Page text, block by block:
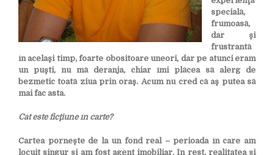
specială,
frumoasă,
dar şi
frustrantă
în acelaşi timp, foarte obositoare uneori, dar pe atunci eram
un puşti, nu mă deranja, chiar îmi plăcea să alerg de
bezmetic toată ziua prin oraş. Acum nu cred că aş putea să
mai fac asta.
Cât este ficţiune în carte?
Cartea porneşte de la un fond real – perioada în care am
locuit singur şi am fost agent imobiliar. În rest, realitatea şi